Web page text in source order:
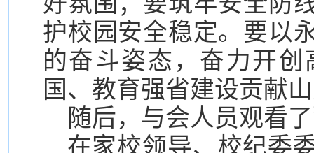
护校园安全稳定。要以
的奋斗姿态，奋力开
国、教育强省建设贡献
随后，与会人员观看
在家校领导、校纪委